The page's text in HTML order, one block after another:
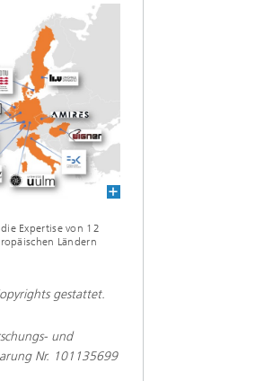
Expertise von 12
Ländern
gestattet.
und
Nr. 101135699